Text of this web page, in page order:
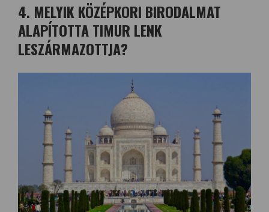
4. MELYIK KÖZÉPKORI BIRODALMAT
ALAPÍTOTTA TIMUR LENK
LESZÁRMAZOTTJA?